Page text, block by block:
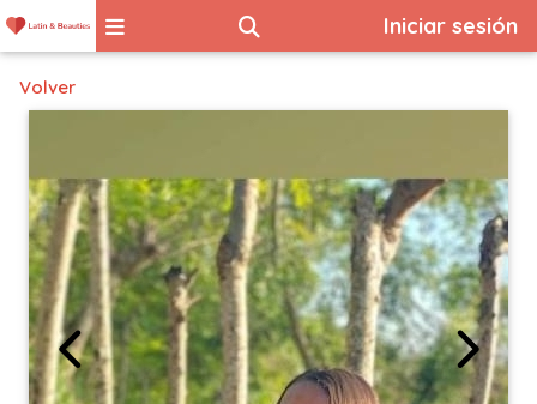
Iniciar sesión
Volver